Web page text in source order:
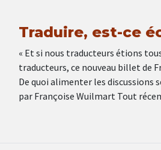
Traduire, est-ce
« Et si nous traducteurs étions
traducteurs, ce nouveau billet de
De quoi alimenter les discussions
par Françoise Wuilmart Tout